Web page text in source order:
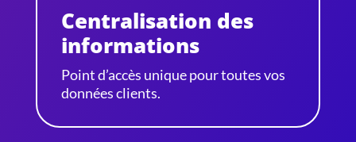
Centralisation des
informations
Point d’accès unique pour toutes vos
données clients.